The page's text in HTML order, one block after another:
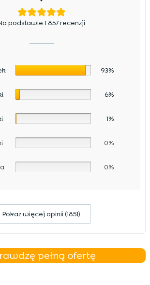
podstawie 1 857 recenzji
93%
6%
1%
0%
0%
Pokaz więcej opinii (1851)
pełną ofertę